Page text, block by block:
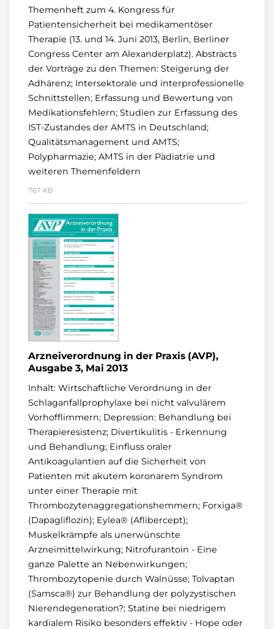
Themenheft zum 4. Kongress für
Patientensicherheit bei medikamentöser
Therapie (13. und 14. Juni 2013, Berlin, Berliner
Congress Center am Alexanderplatz). Abstracts
der Vorträge zu den Themen: Steigerung der
Adhärenz; Intersektorale und interprofessionelle
Schnittstellen; Erfassung und Bewertung von
Medikationsfehlern; Studien zur Erfassung des
IST-Zustandes der AMTS in Deutschland;
Qualitätsmanagement und AMTS;
Polypharmazie; AMTS in der Pädiatrie und
weiteren Themenfeldern
767 KB
Arzneiverordnung in der Praxis (AVP),
Ausgabe 3, Mai 2013
Inhalt: Wirtschaftliche Verordnung in der
Schlaganfallprophylaxe bei nicht valvulärem
Vorhofflimmern; Depression: Behandlung bei
Therapieresistenz; Divertikulitis - Erkennung
und Behandlung; Einfluss oraler
Antikoagulantien auf die Sicherheit von
Patienten mit akutem koronarem Syndrom
unter einer Therapie mit
Thrombozytenaggregationshemmern; Forxiga®
(Dapagliflozin); Eylea® (Aflibercept);
Muskelkrämpfe als unerwünschte
Arzneimittelwirkung; Nitrofurantoin - Eine
ganze Palette an Nebenwirkungen;
Thrombozytopenie durch Walnüsse; Tolvaptan
(Samsca®) zur Behandlung der polyzystischen
Nierendegeneration?; Statine bei niedrigem
kardialem Risiko besonders effektiv - Hope oder